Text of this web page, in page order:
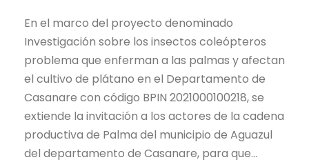
En el marco del proyecto denominado
Investigación sobre los insectos coleópteros
problema que enferman a las palmas y afectan
el cultivo de plátano en el Departamento de
Casanare con código BPIN 2021000100218, se
extiende la invitación a los actores de la cadena
productiva de Palma del municipio de Aguazul
del departamento de Casanare, para que...